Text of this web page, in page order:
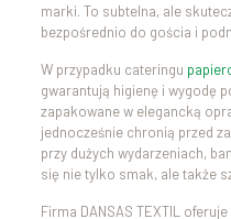
marki. To subtelna, ale
bezpośrednio do gościa i
W przypadku cateringu
gwarantują higienę i wygodę
zapakowane w elegancką
jednocześnie chronią przed
przy dużych wydarzeniach,
się nie tylko smak, ale także
Firma DANSAS TEXTIL